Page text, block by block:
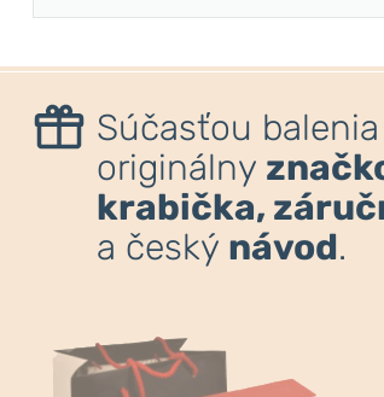
Súčasťou
originálny
krabička,
a český návod.